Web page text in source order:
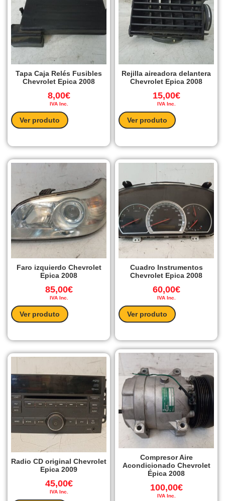
Tapa Caja Relés Fusibles
Chevrolet Epica 2008
8,00€
IVA Inc.
Ver produto
Rejilla aireadora delantera
Chevrolet Epica 2008
15,00€
IVA Inc.
Ver produto
Faro izquierdo Chevrolet
Epica 2008
85,00€
IVA Inc.
Ver produto
Cuadro Instrumentos
Chevrolet Epica 2008
60,00€
IVA Inc.
Ver produto
Radio CD original Chevrolet
Epica 2009
45,00€
IVA Inc.
Compresor Aire
Acondicionado Chevrolet
Épica 2008
100,00€
IVA Inc.